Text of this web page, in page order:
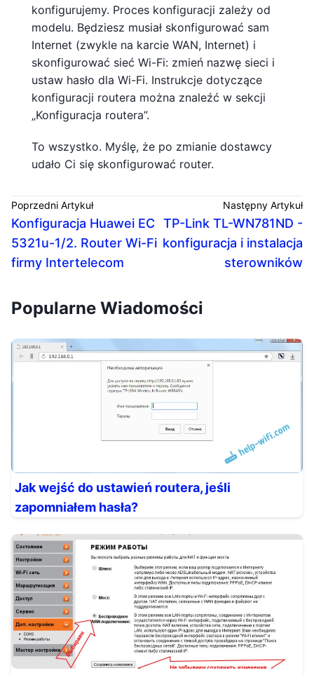
konfigurujemy. Proces konfiguracji zależy od
modelu. Będziesz musiał skonfigurować sam
Internet (zwykle na karcie WAN, Internet) i
skonfigurować sieć Wi-Fi: zmień nazwę sieci i
ustaw hasło dla Wi-Fi. Instrukcje dotyczące
konfiguracji routera można znaleźć w sekcji
„Konfiguracja routera”.
To wszystko. Myślę, że po zmianie dostawcy
udało Ci się skonfigurować router.
Poprzedni Artykuł
Konfiguracja Huawei EC
5321u-1/2. Router Wi-Fi
firmy Intertelecom
Następny Artykuł
TP-Link TL-WN781ND -
konfiguracja i instalacja
sterowników
Popularne Wiadomości
Jak wejść do ustawień routera, jeśli
zapomniałem hasła?